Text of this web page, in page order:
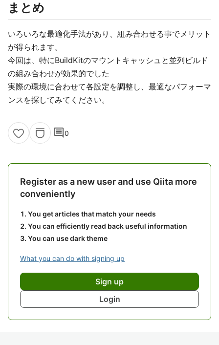
まとめ
いろいろな最適化手法があり、組み合わせる事でメリット
が得られます。
今回は、特にBuildKitのマウントキャッシュと並列ビルド
の組み合わせが効果的でした
実際の環境に合わせて各設定を調整し、最適なパフォーマ
ンスを探してみてください。
comment0
Register as a new user and use Qiita more
conveniently
You get articles that match your needs
You can efficiently read back useful information
You can use dark theme
What you can do with signing up
Sign up
Login